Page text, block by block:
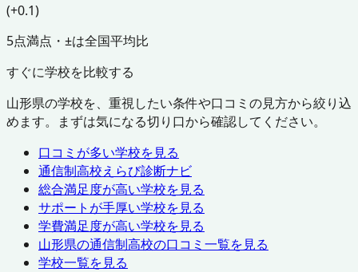
(+0.1)
5点満点・±は全国平均比
すぐに学校を比較する
山形県の学校を、重視したい条件や口コミの見方から絞り込
めます。まずは気になる切り口から確認してください。
口コミが多い学校を見る
通信制高校えらび診断ナビ
総合満足度が高い学校を見る
サポートが手厚い学校を見る
学費満足度が高い学校を見る
山形県の通信制高校の口コミ一覧を見る
学校一覧を見る